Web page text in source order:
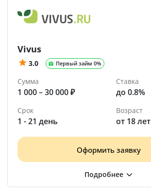
Vivus
3.0 Первый займ 0%
Сумма
1 000 – 30 000 ₽
Ставка
до 0.8%
Срок
1 - 21 день
Возраст
от 18 лет
Оформить заявку